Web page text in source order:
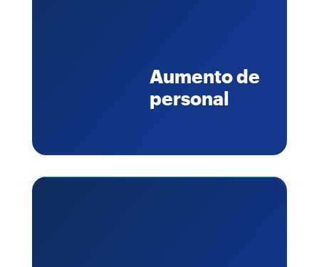
Aumento de
personal